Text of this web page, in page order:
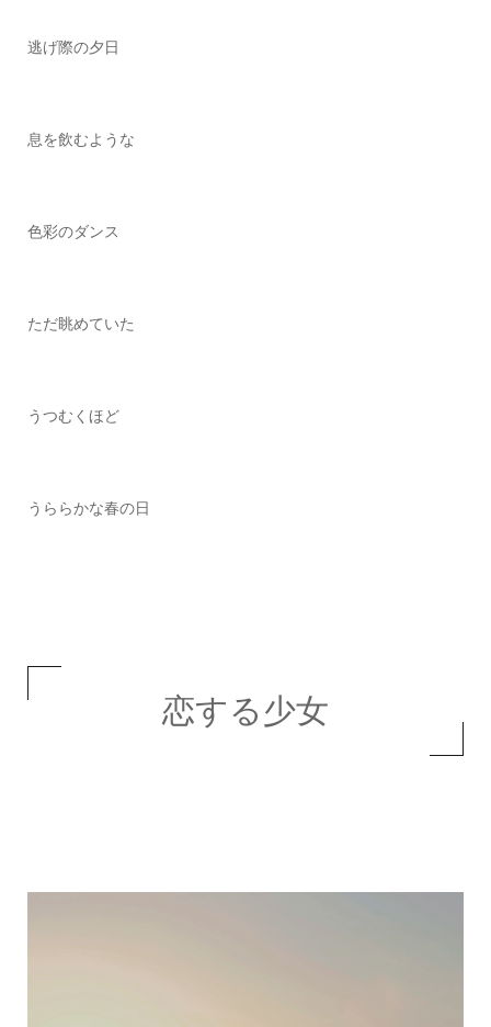
逃げ際の夕日
息を飲むような
色彩のダンス
ただ眺めていた
うつむくほど
うららかな春の日
恋する少女